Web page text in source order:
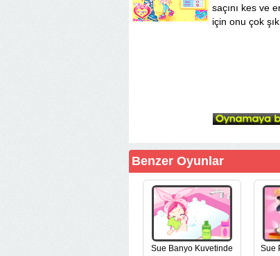
saçını kes ve
için onu çok
Benzer Oyunlar
Sue Banyo Kuvetinde Sue